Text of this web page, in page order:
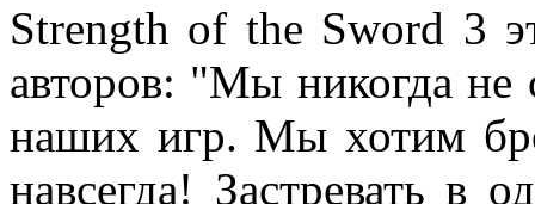
Strength of the Sword 3
авторов: "Мы никогда не
наших игр. Мы хотим
навсегда! Застревать в